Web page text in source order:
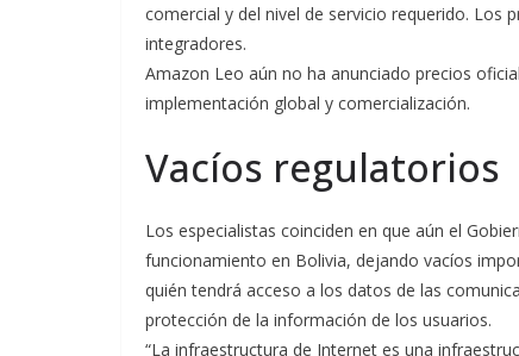
comercial y del nivel de servicio requerido. Los
integradores.
Amazon Leo aún no ha anunciado precios
implementación global y comercialización.
Vacíos regulatorios
Los especialistas coinciden en que aún el
funcionamiento en Bolivia, dejando vacíos
quién tendrá acceso a los datos de las
protección de la información de los usuarios.
“La infraestructura de Internet es una